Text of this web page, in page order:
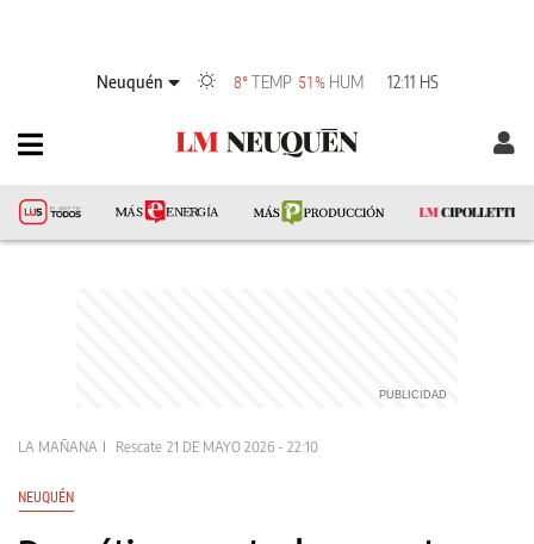
Neuquén 8° TEMP 51% HUM 12:11 HS
LA MAÑANA Rescate 21 DE MAYO 2026 - 22:10
NEUQUÉN